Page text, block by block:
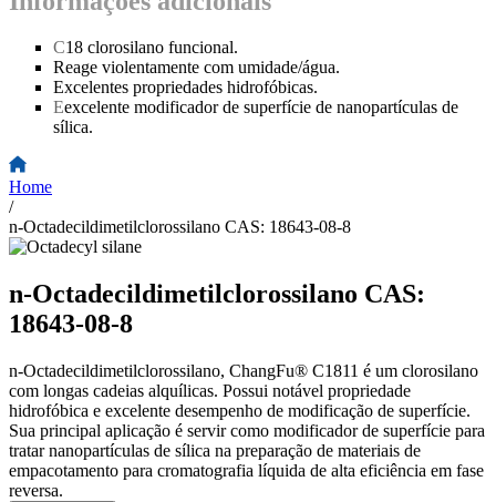
C18 clorosilano funcional.
Reage violentamente com umidade/água.
Excelentes propriedades hidrofóbicas.
Eexcelente modificador de superfície de nanopartículas de
sílica.
Home
/
n-Octadecildimetilclorossilano CAS: 18643-08-8
n-Octadecildimetilclorossilano CAS:
18643-08-8
n-Octadecildimetilclorossilano, ChangFu® C1811 é um clorosilano
com longas cadeias alquílicas. Possui notável propriedade
hidrofóbica e excelente desempenho de modificação de superfície.
Sua principal aplicação é servir como modificador de superfície para
tratar nanopartículas de sílica na preparação de materiais de
empacotamento para cromatografia líquida de alta eficiência em fase
reversa.